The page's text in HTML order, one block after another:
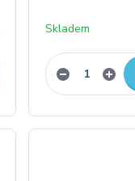
Skladem